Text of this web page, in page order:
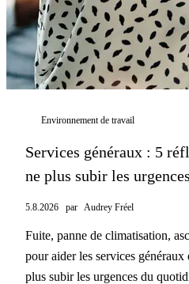
Environnement de travail
Services généraux : 5
ne plus subir les
5.8.2026 par Audrey Fréel
Fuite, panne de climatisation,
pour aider les services
plus subir les urgences du